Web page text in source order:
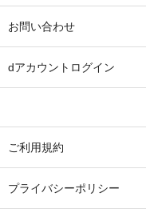
お問い合わせ
dアカウントログイン
ご利用規約
プライバシーポリシー